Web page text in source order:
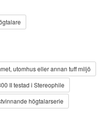
utomhus eller annan tuff miljö
II testad i Stereophile
högtalarserie